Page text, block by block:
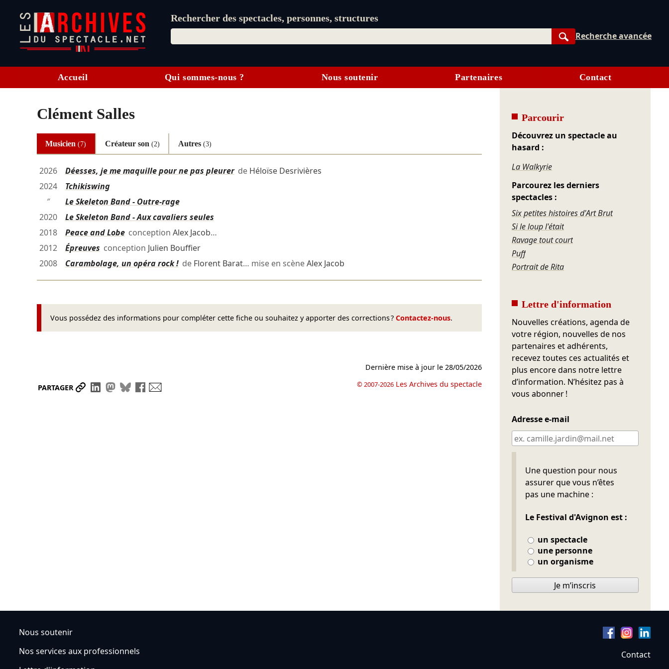
Rechercher des spectacles, personnes, structures
Rechercher
Recherche avancée
Accueil Qui sommes-nous ? Nous soutenir Partenaires Contact
Clément Salles
Musicien(7) Créateur son (2) Autres(3)
2026 Déesses, je me maquille pour ne pas pleurerde Héloïse Desrivières
2024
Tchikiswing
″
Le Skeleton Band - Outre-rage
2020
Le Skeleton Band - Aux cavaliers seules
2018
Peace and Lobeconception Alex Jacob…
2012
Épreuves conception Julien Bouffier
2008
Carambolage, un opéra rock !de Florent Barat… mise en scèneAlex Jacob
Vous possédez des informations pour compléter cette fiche ou souhaitez y apporter des corrections ? Contactez-nous.
PARTAGER Partager le lien
Partager sur LinkedIn
Partager sur Mastodon
Partager sur Bluesky
Partager sur Facebook
Dernière mise à jour le28/05/2026
© 2007-2026 Les Archives du spectacle
Parcourir
Découvrez un spectacle au
hasard :
La Walkyrie
Parcourez les derniers
spectacles :
Six petites histoires d'Art Brut
Si le loup l'était
Ravage tout court
Puff
Portrait de Rita
Lettre d'information
Nouvelles créations, agenda de
votre région, nouvelles de nos
partenaires et adhérents,
recevez toutes ces actualités et
plus encore dans notre lettre
d’information. N’hésitez pas à
vous abonner !
Adresse e-mail
Une question pour nous
assurer que vous n’êtes
pas une machine :
Le Festival d'Avignon est :
un spectacle
une personne
un organisme
Ne pas remplir
Je m’inscris
Nous soutenir
Nos services aux professionnels
Contact